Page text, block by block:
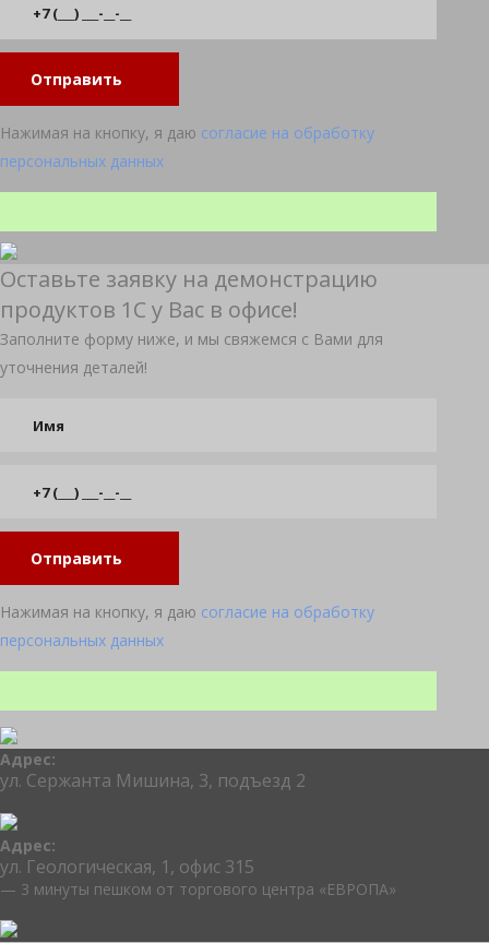
Отправить
Нажимая на кнопку, я даю согласие на обработку
персональных данных
Оставьте заявку на демонстрацию
продуктов 1С у Вас в офисе!
Заполните форму ниже, и мы свяжемся с Вами для
уточнения деталей!
Отправить
Нажимая на кнопку, я даю согласие на обработку
персональных данных
Адрес:
ул. Сержанта Мишина, 3, подъезд 2
Адрес:
ул. Геологическая, 1, офис 315
— 3 минуты пешком от торгового центра «ЕВРОПА»